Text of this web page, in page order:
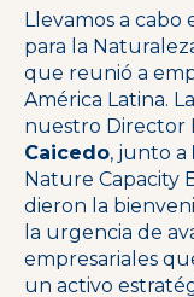
Llevamos a cabo
para la
que reunió a
América Latina.
nuestro Director
Caicedo, junto a
Nature Capacity
dieron la
la urgencia de
empresariales
un activo